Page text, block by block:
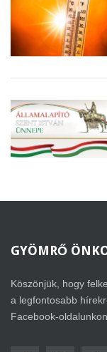
GYÖMRŐ
Köszönjük, hogy
a legfontosabb
Facebook-